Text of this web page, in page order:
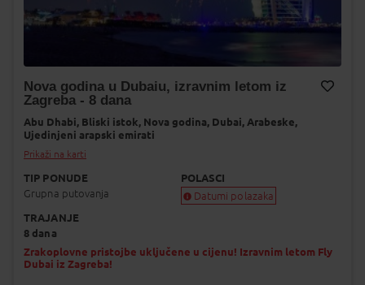
Nova godina u Dubaiu, izravnim letom iz
Zagreba - 8 dana
Abu Dhabi, Bliski istok, Nova godina, Dubai, Arabeske,
Ujedinjeni arapski emirati
Prikaži na karti
TIP PONUDE
Grupna putovanja
POLASCI
Datumi polazaka
Popunjeno
TRAJANJE
8 dana
Zrakoplovne pristojbe uključene u cijenu! Izravnim letom Fly
Dubai iz Zagreba!